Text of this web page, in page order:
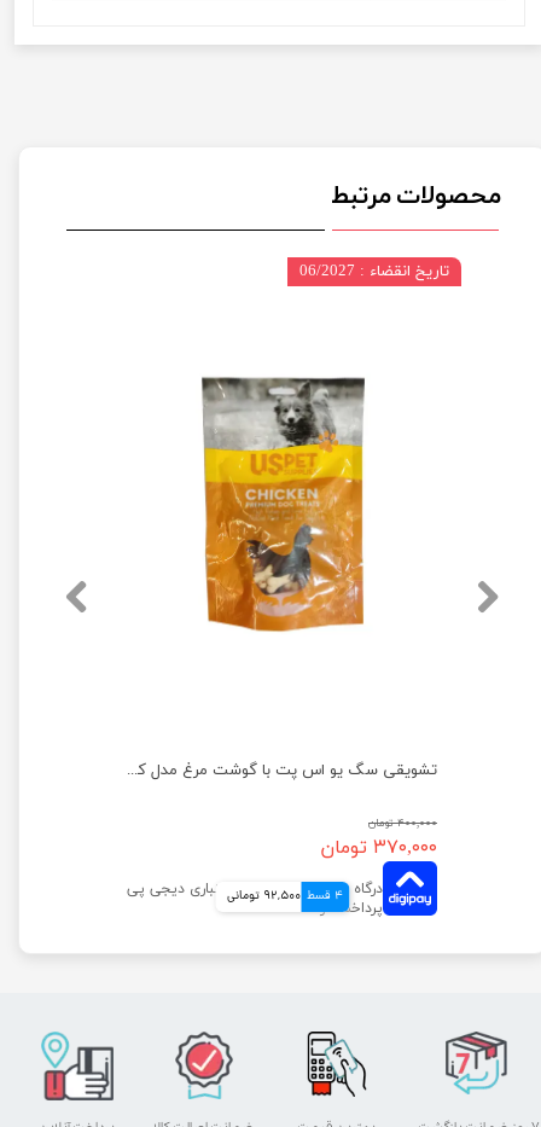
محصولات مرتبط
تشویقی سگ یو اس پت با گوشت مرغ مدل کتف مرغ وزن 100 گرم
۴۰۰,۰۰۰ تومان
۳۷۰,۰۰۰ تومان
4 قسط 92,500 تومانی
تاریخ انقضاء : 06/2027